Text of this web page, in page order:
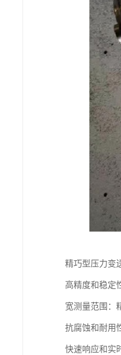
精巧型压力变
高精度和稳定
宽测量范围：
抗腐蚀和耐用
快速响应和实